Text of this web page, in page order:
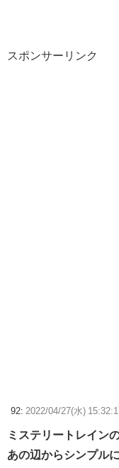
スポンサーリンク
92: 2022/04/27(水)
ミステリートレイン
あの辺からシンプル